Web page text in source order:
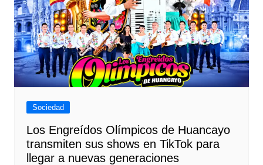
Sociedad
Los Engreídos Olímpicos de Huancayo
transmiten sus shows en TikTok para
llegar a nuevas generaciones